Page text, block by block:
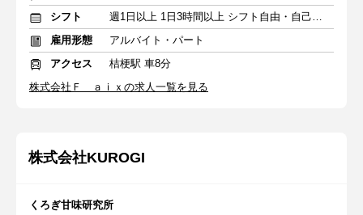
シフト
週1日以上 1日3時間以上 シフト自由・自己申告
雇用形態
アルバイト・パート
アクセス
桔梗駅 車8分
株式会社Ｆ ａｉｘの求人一覧を見る
株式会社KUROGI
くろぎ甘味研究所